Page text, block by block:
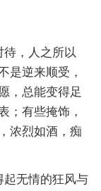
，人之所以
是逆来顺受，
，总能变得足
；有些掩饰，
浓烈如酒，痴
起无情的狂风与